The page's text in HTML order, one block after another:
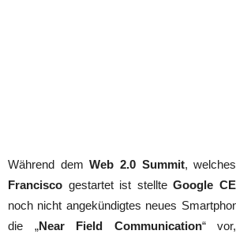
Während demWeb 2.0 Summit,
Francisco gestartet ist stellte Google
noch nicht angekündigtes neues
die „Near Field Communication“